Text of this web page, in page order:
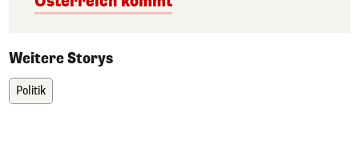
Weitere Storys
Politik